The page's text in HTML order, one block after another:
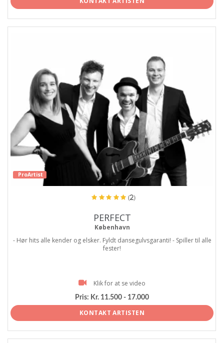
ProArtist
(2)
PERFECT
København
- Hør hits alle kender og elsker. Fyldt dansegulvsgaranti! - Spiller til alle
fester!
Klik for at se video
Pris: Kr. 11.500 - 17.000
KONTAKT ARTISTEN